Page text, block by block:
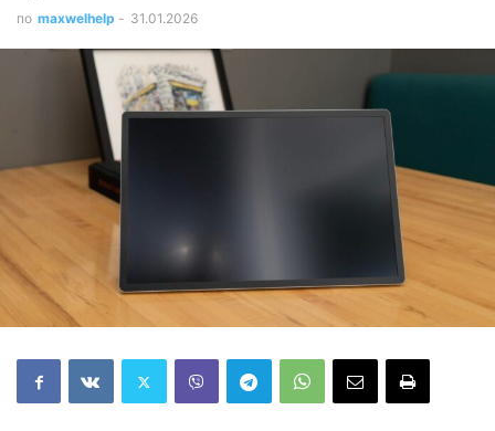
по maxwelhelp - 31.01.2026